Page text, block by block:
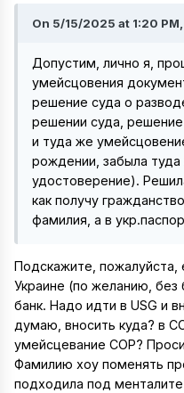
On 5/15/2025 at 1:20
Допустим, лично я,
умейсцовения
решение суда о
решении суда,
и туда же
рождении, забыла
удостоверение).
как получу
фамилия, а в
Подскажите,
Украине (по желанию, без
банк. Надо идти в USG и
думаю, вносить куда? в
умейсцевание СОР?
Фамилию хоу поменять
подходила под